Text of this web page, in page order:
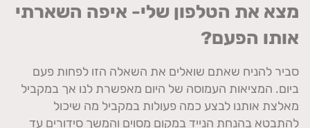
מצא את הטלפון שלי- איפה השארתי
אותו הפעם?
סביר להניח שאתם שואלים את השאלה הזו לפחות פעם
ביום. המציאות העמוסה של היום מאפשרת לנו אך במקביל
מאלצת אותנו לבצע כמה פעולות במקביל מה שיכול
להתבטא בהנחת הנייד במקום מסוים והמשך סידורים עד